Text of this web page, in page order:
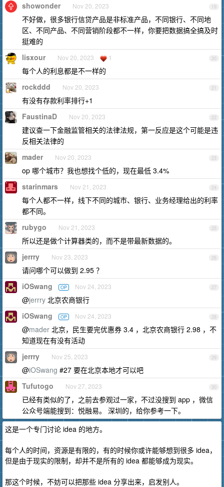
19
showonder Nov 20, 2023
不好做，很多银行信贷产品是非标准产品，不同银行、不同地
区、不同产品、不同营销阶段都不一样，你要把数据搞全搞及时
挺难的
20
lisxour Nov 20, 2023 1
每个人的利息都是不一样的
21
rockddd Nov 20, 2023
有没有存款利率排行+1
22
FaustinaD Nov 20, 2023
建议查一下金融监管相关的法律法规，第一反应是这个可能是违
反相关法律的
23
mader Nov 20, 2023
op 哪个城市？我也想找个低的，现在最低 3.4%
24
starinmars Nov 21, 2023
每个人都不一样，线下不同的城市、银行、业务经理给出的利率
都不同。
25
rubygo Nov 21, 2023
所以还是做个计算器类的，而不是带最新数据的。
26
jerrry Nov 23, 2023
请问哪个可以做到 2.95 ？
27
iOSwang OP Nov 24, 2023
@jerrry 北京农商银行
28
iOSwang OP Nov 24, 2023
@mader 北京，民生要完优惠券 3.4 ，北京农商银行 2.98 ，不
知道现在有没有活动
29
jerrry Nov 25, 2023
@iOSwang #27 要在北京本地才可以吧
30
Tufutogo Nov 27, 2023
已经有类似的了，之前去参观过一家，不过没搜到 app ，微信
公众号端能搜到：悦融易。 深圳的，给你参考一下。
这是一个专门讨论 idea 的地方。
每个人的时间，资源是有限的，有的时候你或许能够想到很多 idea，
但是由于现实的限制，却并不是所有的 idea 都能够成为现实。
那这个时候，不妨可以把那些 idea 分享出来，启发别人。